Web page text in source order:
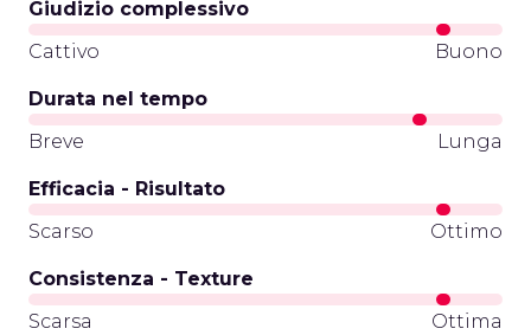
Giudizio complessivo
Cattivo
Buono
Durata nel tempo
Breve
Lunga
Efficacia - Risultato
Scarso
Ottimo
Consistenza - Texture
Scarsa
Ottima